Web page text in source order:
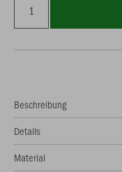
Beschreibung
Details
Material